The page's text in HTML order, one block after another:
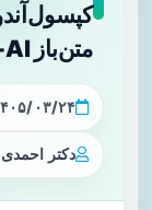
متن‌باز SEE-AI
۱۴۰۵/۰۳/
دکتر